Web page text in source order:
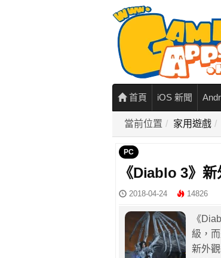
首頁 iOS 新聞
當前位置 家用遊戲
PC
《Diablo 3》
2018-04-24 14826
《
級，
新外